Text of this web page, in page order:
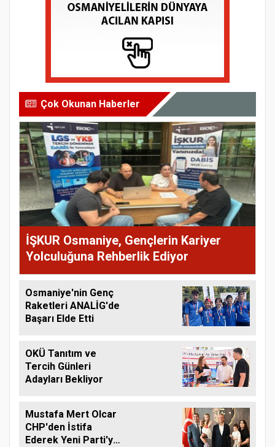
Çok Okunan Haberler
İŞKUR Osmaniye, Gençlerin Kariyer
Yolculuğuna Rehberlik Ediyor
Osmaniye'nin Genç
Raketleri ANALİG'de
Başarı Elde Etti
OKÜ Tanıtım ve
Tercih Günleri
Adayları Bekliyor
Mustafa Mert Olcar
CHP'den İstifa
Ederek Yeni Parti'ye